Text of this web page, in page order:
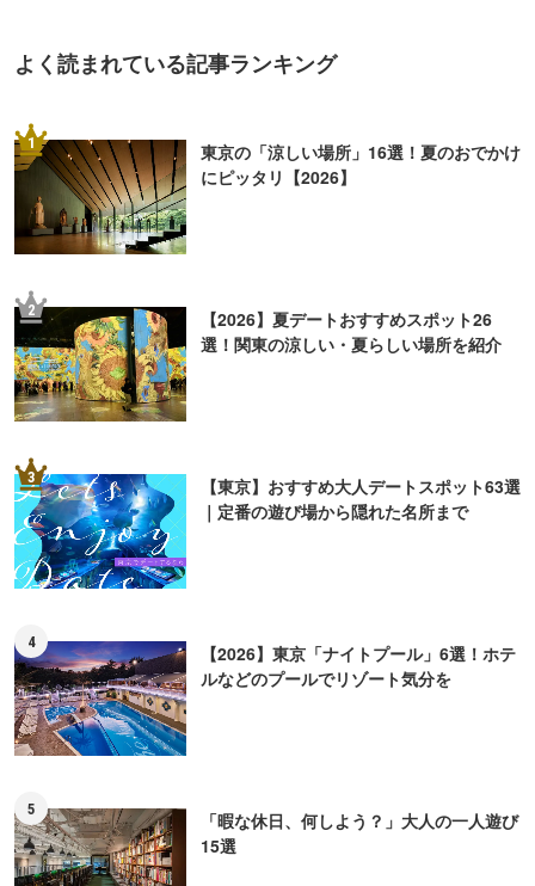
よく読まれている記事ランキング
1
東京の「涼しい場所」16選！夏のおでかけ
にピッタリ【2026】
2
【2026】夏デートおすすめスポット26
選！関東の涼しい・夏らしい場所を紹介
3
【東京】おすすめ大人デートスポット63選
｜定番の遊び場から隠れた名所まで
4
【2026】東京「ナイトプール」6選！ホテ
ルなどのプールでリゾート気分を
5
「暇な休日、何しよう？」大人の一人遊び
15選